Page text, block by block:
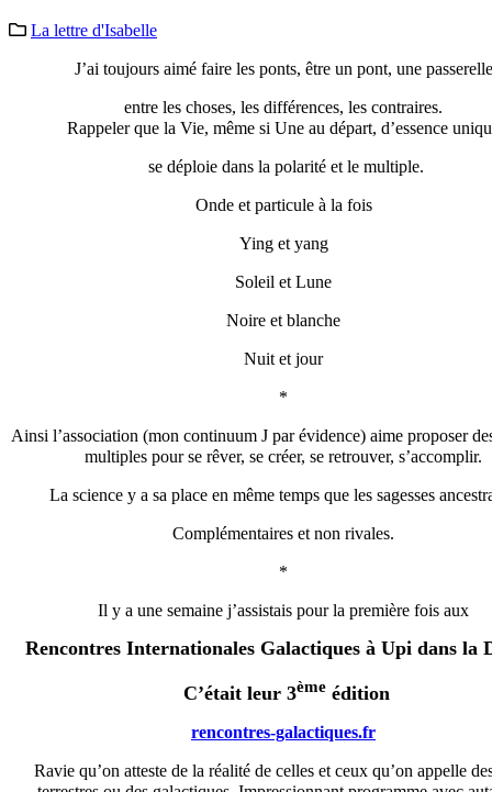
La lettre d'Isabelle
J’ai toujours aimé faire les ponts, être un pont, une passerelle
entre les choses, les différences, les contraires.
Rappeler que la Vie, même si Une au départ, d’essence
se déploie dans la polarité et le multiple.
Onde et particule à la fois
Ying et yang
Soleil et Lune
Noire et blanche
Nuit et jour
*
Ainsi l’association (mon continuum J par évidence) aime proposer
multiples pour se rêver, se créer, se retrouver, s’accomplir.
La science y a sa place en même temps que les sagesses
Complémentaires et non rivales.
*
Il y a une semaine j’assistais pour la première fois aux
Rencontres Internationales Galactiques à Upi dans la
C’était leur 3èmeédition
rencontres-galactiques.fr
Ravie qu’on atteste de la réalité de celles et ceux qu’on appelle